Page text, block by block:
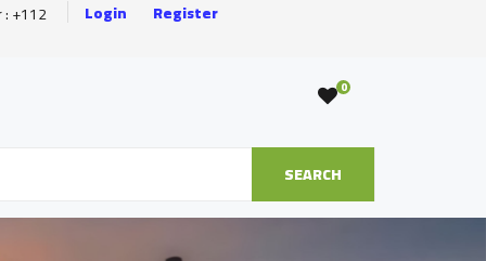
: +112 Login Register
0
SEARCH